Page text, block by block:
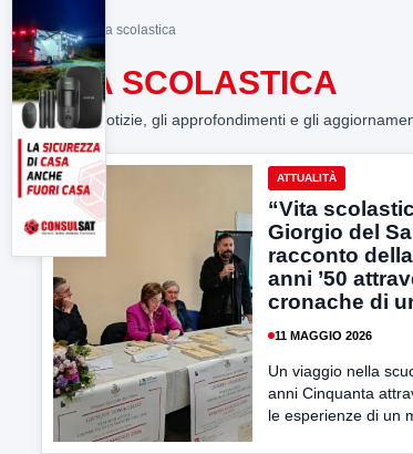
Home> vita scolastica
VITA SCOLASTICA
Tutte le notizie, gli approfondimenti e gli
ATTUALITÀ
“Vita
Giorgio del
racconto
anni ’50
cronache di
11 MAGGIO 2026
Un viaggio nella
anni Cinquanta
le esperienze di un